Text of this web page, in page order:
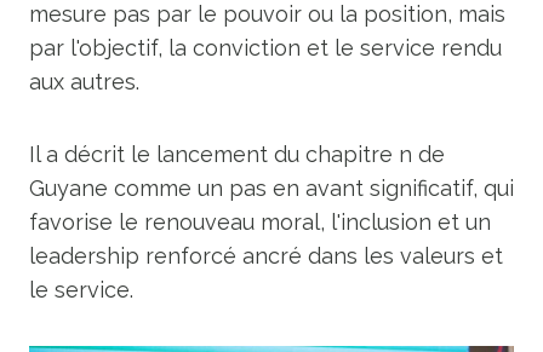
mesure pas par le pouvoir ou la position, mais
par l'objectif, la conviction et le service rendu
aux autres.
Il a décrit le lancement du chapitre n de
Guyane comme un pas en avant significatif, qui
favorise le renouveau moral, l'inclusion et un
leadership renforcé ancré dans les valeurs et
le service.